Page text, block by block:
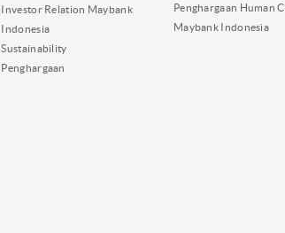
Investor Relation Maybank
Indonesia
Sustainability
Penghargaan
Penghargaan Human
Maybank Indonesia